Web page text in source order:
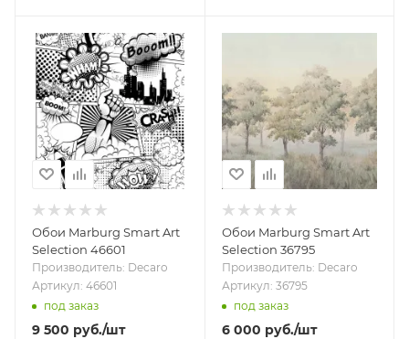
Обои Marburg Smart Art
Selection 46601
Производитель: Decaro
Артикул: 46601
под заказ
9 500 руб./шт
Обои Marburg Smart Art
Selection 36795
Производитель: Decaro
Артикул: 36795
под заказ
6 000 руб./шт